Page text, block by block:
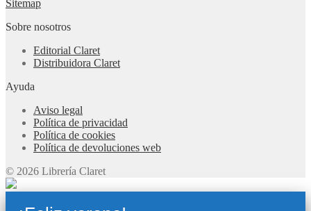
Sitemap
Sobre nosotros
Editorial Claret
Distribuidora Claret
Ayuda
Aviso legal
Política de privacidad
Política de cookies
Política de devoluciones web
© 2026 Librería Claret